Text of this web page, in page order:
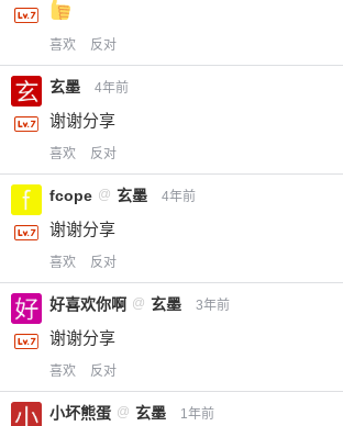
喜欢 反对
玄墨 4年前
谢谢分享
喜欢 反对
fcope @ 玄墨 4年前
谢谢分享
喜欢 反对
好喜欢你啊 @ 玄墨 3年前
谢谢分享
喜欢 反对
小坏熊蛋 @ 玄墨 1年前